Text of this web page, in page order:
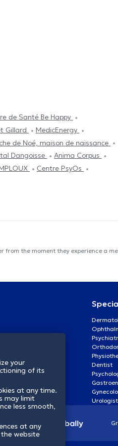
de Santé Be Happy
Gillard
MedicEnergy
de Noé, maison de naissance
Dangoisse
Anima Corpus
Centre PsyOs
the moment they experience a
Dentist
Urologist
healthcare globally
your
of its
at any time.
may limit
less smooth,
at any
website